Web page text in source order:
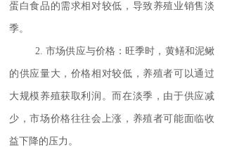
蛋白食品的需求相对较低，导致养殖业销售淡
季。
2. 市场供应与价格：旺季时，黄鳝和泥鳅
的供应量大，价格相对较低，养殖者可以通过
大规模养殖获取利润。而在淡季，由于供应减
少，市场价格往往会上涨，养殖者可能面临收
益下降的压力。